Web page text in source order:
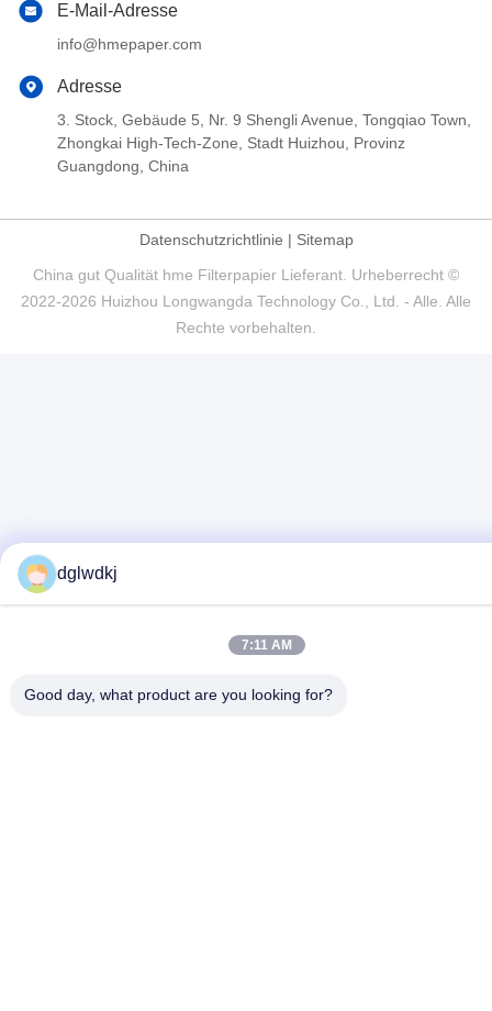
E-Mail-Adresse
info@hmepaper.com
Adresse
3. Stock, Gebäude 5, Nr. 9 Shengli Avenue, Tongqiao Town,
Zhongkai High-Tech-Zone, Stadt Huizhou, Provinz
Guangdong, China
Datenschutzrichtlinie | Sitemap
China gut Qualität hme Filterpapier Lieferant. Urheberrecht ©
2022-2026 Huizhou Longwangda Technology Co., Ltd. - Alle. Alle
Rechte vorbehalten.
dglwdkj
7:11 AM
Good day, what product are you looking for?